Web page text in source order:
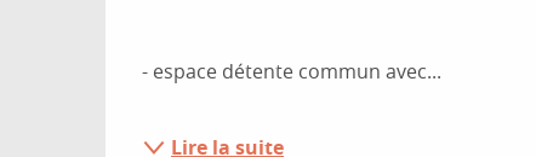
- espace détente commun avec...
Lire la suite